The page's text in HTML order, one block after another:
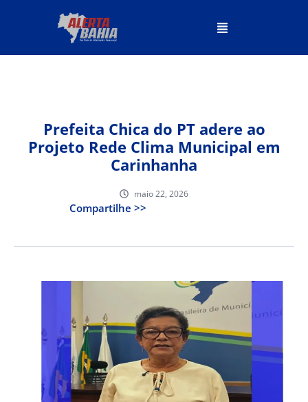
Prefeita Chica do PT adere ao
Projeto Rede Clima Municipal em
Carinhanha
maio 22, 2026
Compartilhe >>